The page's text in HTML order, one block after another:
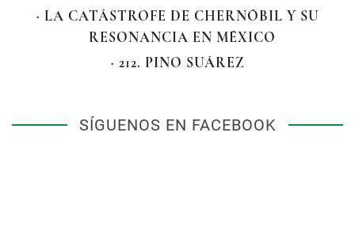
· LA CATÁSTROFE DE CHERNÓBIL Y SU
RESONANCIA EN MÉXICO
· 212. PINO SUÁREZ
SÍGUENOS EN FACEBOOK